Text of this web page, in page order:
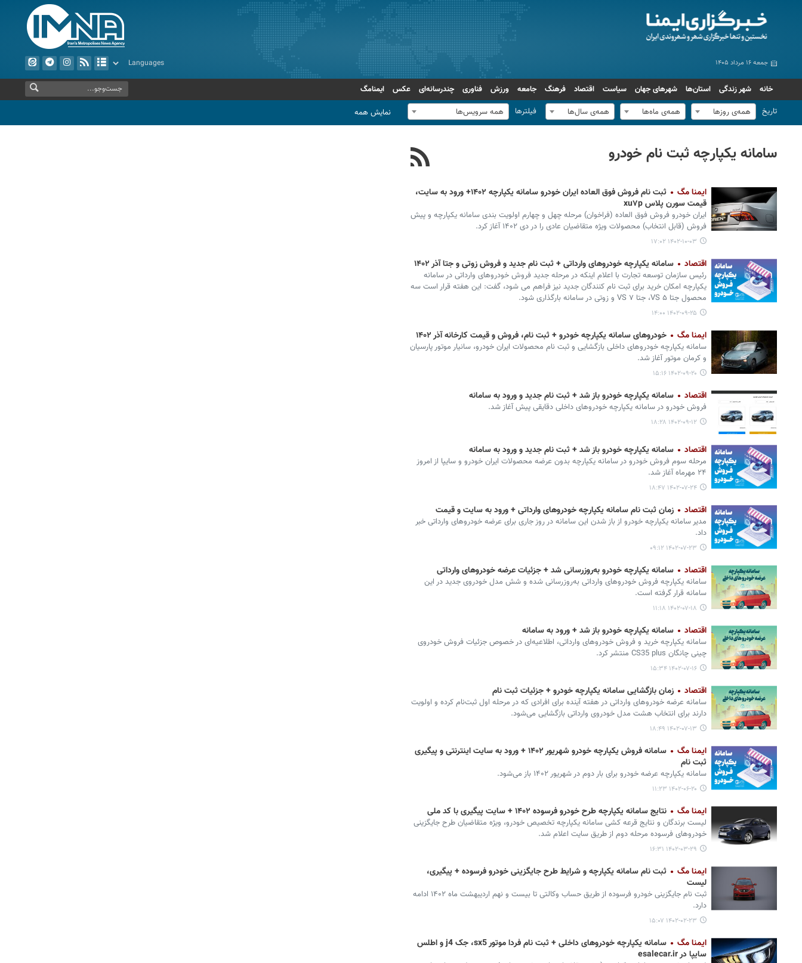
جمعه ۱۶ مرداد ۱۴۰۵
خانه شهر زندگی استان‌ها شهرهای جهان سیاست اقتصاد فرهنگ جامعه ورزش فناوری چندرسانه‌ای عکس
ایمنامگ
تاریخ
همه‌ی روزها همه‌ی ماه‌ها همه‌ی سال‌ها فیلترها همه سرویس‌ها نمایش همه
سامانه یکپارچه ثبت نام خودرو
ایمنا مگ
ثبت نام فروش فوق العاده ایران خودرو سامانه یکپارچه ۱۴۰۲+ ورود به سایت،
قیمت سورن پلاس xu۷p
ایران خودرو فروش فوق العاده (فراخوان) مرحله چهل و چهارم اولویت بندی سامانه یکپارچه و پیش
فروش (قابل انتخاب) محصولات ویژه متقاضیان عادی را در دی ۱۴۰۲ آغاز کرد.
۱۴۰۲-۱۰-۰۳ ۱۷:۰۲
اقتصاد سامانه یکپارچه خودروهای وارداتی + ثبت نام جدید و فروش زوتی و جتا آذر ۱۴۰۲
رئیس سازمان توسعه تجارت با اعلام اینکه در مرحله جدید فروش خودروهای وارداتی در سامانه
یکپارچه امکان خرید برای ثبت نام کنندگان جدید نیز فراهم می شود، گفت: این هفته قرار است سه
محصول جتا VS ۵، جتا VS ۷ و زوتی در سامانه بارگذاری شود.
۱۴۰۲-۰۹-۲۵ ۱۴:۰۰
ایمنا مگ خودروهای سامانه یکپارچه خودرو + ثبت نام، فروش و قیمت کارخانه آذر ۱۴۰۲
سامانه یکپارچه خودروهای داخلی بازگشایی و ثبت نام محصولات ایران خودرو، سانیار موتور پارسیان
و کرمان موتور آغاز شد.
۱۴۰۲-۰۹-۲۰ ۱۵:۱۶
اقتصاد سامانه یکپارچه خودرو باز شد + ثبت نام جدید و ورود به سامانه
فروش خودرو در سامانه یکپارچه خودروهای داخلی دقایقی پیش آغاز شد.
۱۴۰۲-۰۹-۱۲ ۱۸:۲۸
اقتصاد سامانه یکپارچه خودرو باز شد + ثبت نام جدید و ورود به سامانه
مرحله سوم فروش خودرو در سامانه یکپارچه بدون عرضه محصولات ایران خودرو و سایپا از امروز
۲۴ مهرماه آغاز شد.
۱۴۰۲-۰۷-۲۴ ۱۸:۴۷
اقتصاد زمان ثبت نام سامانه یکپارچه خودروهای وارداتی + ورود به سایت و قیمت
مدیر سامانه یکپارچه خودرو از باز شدن این سامانه در روز جاری برای عرضه خودروهای وارداتی خبر
داد.
۱۴۰۲-۰۷-۲۳ ۰۹:۱۲
اقتصاد سامانه یکپارچه خودرو به‌روزرسانی شد + جزئیات عرضه خودروهای وارداتی
سامانه یکپارچه فروش خودروهای وارداتی به‌روزرسانی شده و شش مدل خودروی جدید در این
سامانه قرار گرفته است.
۱۴۰۲-۰۷-۱۸ ۱۱:۱۸
اقتصاد سامانه یکپارچه خودرو باز شد + ورود به سامانه
سامانه یکپارچه خرید و فروش خودروهای وارداتی، اطلاعیه‌ای در خصوص جزئیات فروش خودروی
چینی چانگان CS35 plus منتشر کرد.
۱۴۰۲-۰۷-۱۶ ۱۵:۳۴
اقتصاد زمان بازگشایی سامانه یکپارچه خودرو + جزئیات ثبت نام
سامانه عرضه خودروهای وارداتی در هفته آینده برای افرادی که در مرحله اول ثبت‌نام کرده و اولویت
دارند برای انتخاب هشت مدل خودروی وارداتی بازگشایی می‌شود.
۱۴۰۲-۰۷-۱۳ ۱۸:۴۹
ایمنا مگ
سامانه فروش یکپارچه خودرو شهریور ۱۴۰۲ + ورود به سایت اینترنتی و پیگیری
ثبت نام
سامانه یکپارچه عرضه خودرو برای بار دوم در شهریور ۱۴۰۲ باز می‌شود.
۱۴۰۲-۰۶-۲۰ ۱۱:۲۳
ایمنا مگ نتایج سامانه یکپارچه طرح خودرو فرسوده ۱۴۰۲ + سایت پیگیری با کد ملی
لیست برندگان و نتایج قرعه کشی سامانه یکپارچه تخصیص خودرو، ویژه متقاضیان طرح جایگزینی
خودروهای فرسوده مرحله دوم از طریق سایت اعلام شد.
۱۴۰۲-۰۳-۲۹ ۱۶:۳۱
ایمنا مگ
ثبت نام سامانه یکپارچه و شرایط طرح جایگزینی خودرو فرسوده + پیگیری،
لیست
ثبت نام جایگزینی خودرو فرسوده از طریق حساب وکالتی تا بیست و نهم اردیبهشت ماه ۱۴۰۲ ادامه
دارد.
۱۴۰۲-۰۲-۲۳ ۱۵:۰۷
ایمنا مگ
سامانه یکپارچه خودروهای داخلی + ثبت نام فردا موتور sx5، جک j4 و اطلس
سایپا در esalecar.ir